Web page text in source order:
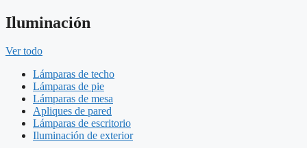
Iluminación
Ver todo
Lámparas de techo
Lámparas de pie
Lámparas de mesa
Apliques de pared
Lámparas de escritorio
Iluminación de exterior